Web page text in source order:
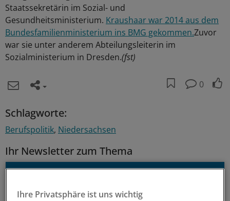
Staatssekretärin im Sozial- und
Gesundheitsministerium. Kraushaar war 2014 aus dem
Bundesfamilienministerium ins BMG gekommen.Zuvor
war sie unter anderem Abteilungsleiterin im
Sozialministerium in Dresden.(fst)
0
Schlagworte:
Berufspolitik Niedersachsen
Ihr Newsletter zum Thema
Politik & Debatte
Mit diesem Newsletter blicken Sie hinter das tägliche
Ihre Privatsphäre ist uns wichtig